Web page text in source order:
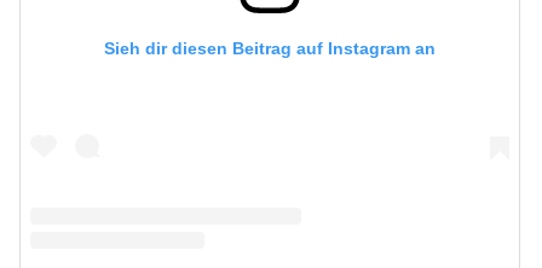
Sieh dir diesen Beitrag auf Instagram an